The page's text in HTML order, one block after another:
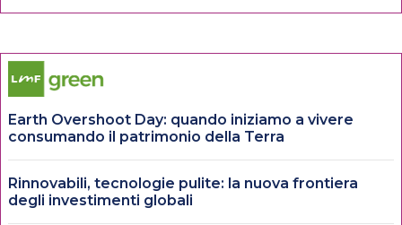
Earth Overshoot Day: quando iniziamo a vivere
consumando il patrimonio della Terra
Rinnovabili, tecnologie pulite: la nuova frontiera
degli investimenti globali